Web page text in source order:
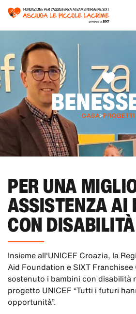
CASA>PROGETTI
PER UNA
ASSISTENZA
CON DISABILITÀ
Insieme all'UNICEF Croazia, la
Aid Foundation e SIXT
sostenuto i bambini con disabilità
progetto UNICEF “Tutti i futuri
opportunità”.